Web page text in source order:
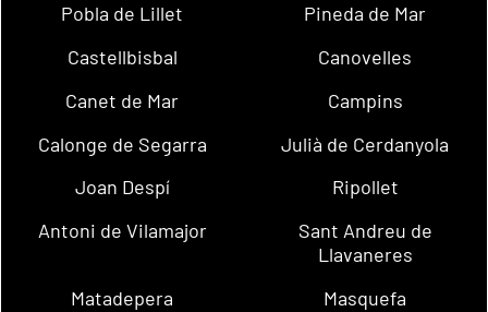
Pobla de Lillet
Pineda de Mar
Castellbisbal
Canovelles
Canet de Mar
Campins
Calonge de Segarra
Julià de Cerdanyola
Joan Despí
Ripollet
Antoni de Vilamajor
Sant Andreu de
Llavaneres
Matadepera
Masquefa